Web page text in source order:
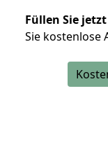
Füllen Sie
Sie kostenlose